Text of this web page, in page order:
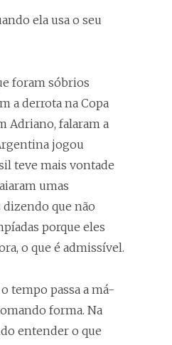
ela usa o seu
foram sóbrios
a derrota na Copa
Adriano, falaram a
jogou
teve mais vontade
umas
que não
porque eles
o que é admissível.
tempo passa a má-
forma. Na
entender o que